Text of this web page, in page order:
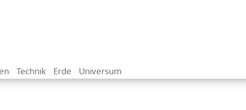
Technik Erde Universum